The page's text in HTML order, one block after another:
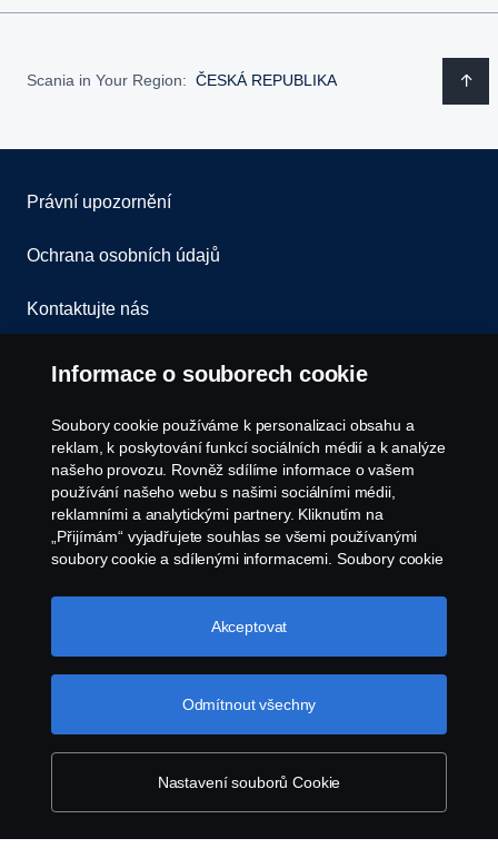
Scania in Your Region: ČESKÁ REPUBLIKA
Právní upozornění
Ochrana osobních údajů
Kontaktujte nás
Všeobecné obchodní podmínky
Oznámení porušení předpisů
Zásady Cookies
Nastavení Cookie
© Copyright Scania 2026. Všechna práva
vyhrazena. Scania Czech Republic s.r.o., Sobínská
186, 252 19 Chrášťany, Česká republika.
Informace o souborech cookie
Soubory cookie používáme k personalizaci obsahu a
reklam, k poskytování funkcí sociálních médií a k analýze
našeho provozu. Rovněž sdílíme informace o vašem
používání našeho webu s našimi sociálními médii,
reklamními a analytickými partnery. Kliknutím na
„Přijímám“ vyjadřujete souhlas se všemi používanými
soubory cookie a sdílenými informacemi. Soubory cookie
cookie“ a výběrem kategorií, které chcete přijmout.
Podrobnější vysvětlení toho, jak používáme soubory
Nastavení souborů Cookie
Odmítnout všechny
Akceptovat